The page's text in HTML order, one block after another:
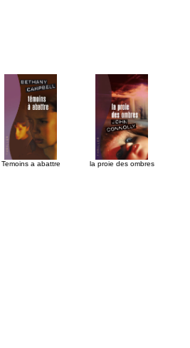
Temoins a abattre la proie des ombres